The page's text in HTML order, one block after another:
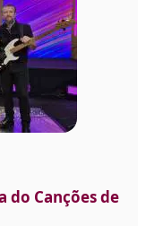
do Canções de